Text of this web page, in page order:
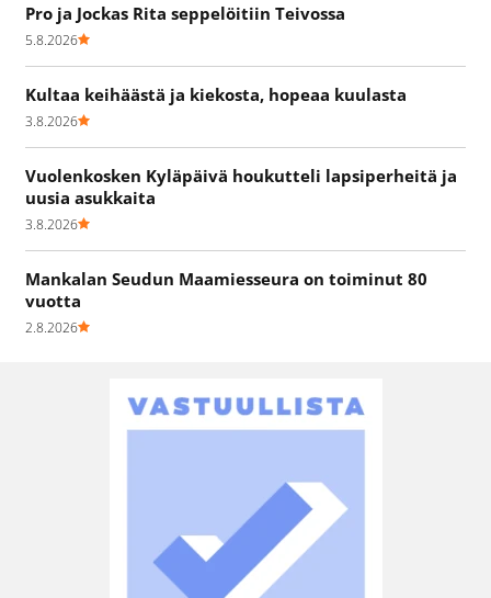
Pro ja Jockas Rita seppelöitiin Teivossa
5.8.2026
Kultaa keihäästä ja kiekosta, hopeaa kuulasta
3.8.2026
Vuolenkosken Kyläpäivä houkutteli lapsiperheitä ja
uusia asukkaita
3.8.2026
Mankalan Seudun Maamiesseura on toiminut 80
vuotta
2.8.2026